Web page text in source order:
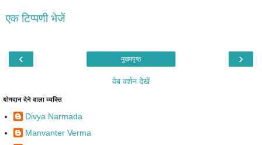
एक टिप्पणी भेजें
‹ ›
मुख्यपृष्ठ
वेब वर्शन देखें
योगदान देने वाला व्यक्ति
Divya Narmada
Manvanter Verma